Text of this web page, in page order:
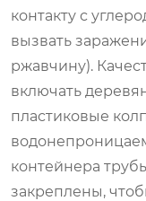
контакту с
вызвать
ржавчину).
включать
пластиковые
контейнера
закреплены,